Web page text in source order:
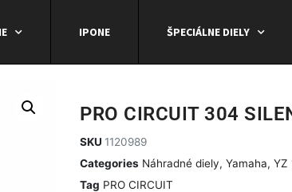
IPONE ŠPECIÁLNE DIELY
PRO CIRCUIT 304
SKU 1120989
Categories Náhradné diely, Yamaha, YZ
Tag PRO CIRCUIT